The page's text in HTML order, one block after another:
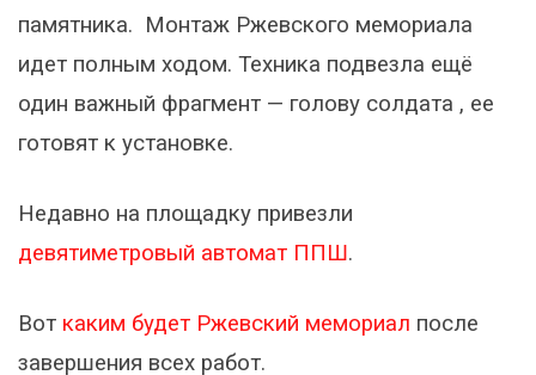
памятника. Монтаж Ржевского мемориала
идет полным ходом. Техника подвезла ещё
один важный фрагмент — голову солдата , ее
готовят к установке.
Недавно на площадку привезли
девятиметровый автомат ППШ.
Вот каким будет Ржевский мемориал после
завершения всех работ.